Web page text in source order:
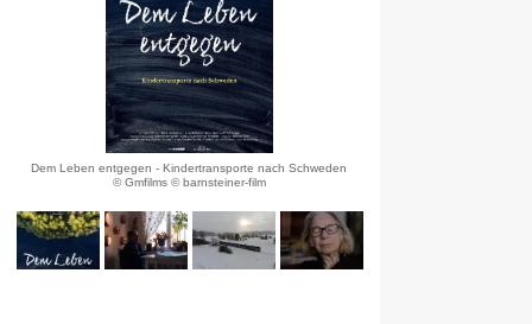
Dem Leben entgegen - Kindertransporte nach Schweden
© Gmfilms © barnsteiner-film